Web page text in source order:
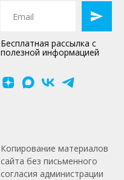
Бесплатная рассылка с
полезной информацией
Копирование материалов
сайта без письменного
согласия администрации